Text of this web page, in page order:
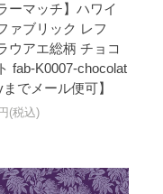
ーマッチ】ハワイ
ァブリック レフ
ウアエ総柄 チョコ
fab-K0007-chocolat
でメール便可】
(税込)